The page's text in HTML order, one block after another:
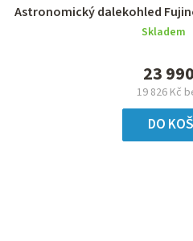
Astronomický dalekohled
Skladem
19 826 Kč
23
DO